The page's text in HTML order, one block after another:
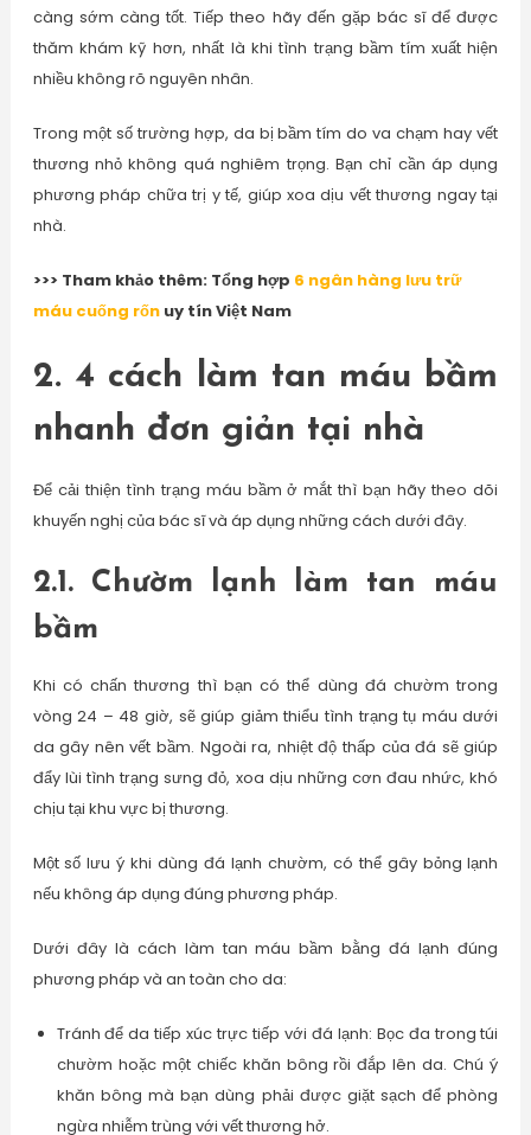
càng sớm càng tốt. Tiếp theo hãy đến gặp bác sĩ để được
thăm khám kỹ hơn, nhất là khi tình trạng bầm tím xuất hiện
nhiều không rõ nguyên nhân.
Trong một số trường hợp, da bị bầm tím do va chạm hay vết
thương nhỏ không quá nghiêm trọng. Bạn chỉ cần áp dụng
phương pháp chữa trị y tế, giúp xoa dịu vết thương ngay tại
nhà.
>>> Tham khảo thêm: Tổng hợp 6 ngân hàng lưu trữ
máu cuống rốnuy tín Việt Nam
2. 4 cách làm tan máu bầm
nhanh đơn giản tại nhà
Để cải thiện tình trạng máu bầm ở mắt thì bạn hãy theo dõi
khuyến nghị của bác sĩ và áp dụng những cách dưới đây.
2.1. Chườm lạnh làm tan máu
bầm
Khi có chấn thương thì bạn có thể dùng đá chườm trong
vòng 24 – 48 giờ, sẽ giúp giảm thiểu tình trạng tụ máu dưới
da gây nên vết bầm. Ngoài ra, nhiệt độ thấp của đá sẽ giúp
đẩy lùi tình trạng sưng đỏ, xoa dịu những cơn đau nhức, khó
chịu tại khu vực bị thương.
Một số lưu ý khi dùng đá lạnh chườm, có thể gây bỏng lạnh
nếu không áp dụng đúng phương pháp.
Dưới đây là cách làm tan máu bầm bằng đá lạnh đúng
phương pháp và an toàn cho da:
Tránh để da tiếp xúc trực tiếp với đá lạnh: Bọc đa trong túi
chườm hoặc một chiếc khăn bông rồi đắp lên da. Chú ý
khăn bông mà bạn dùng phải được giặt sạch để phòng
ngừa nhiễm trùng với vết thương hở.